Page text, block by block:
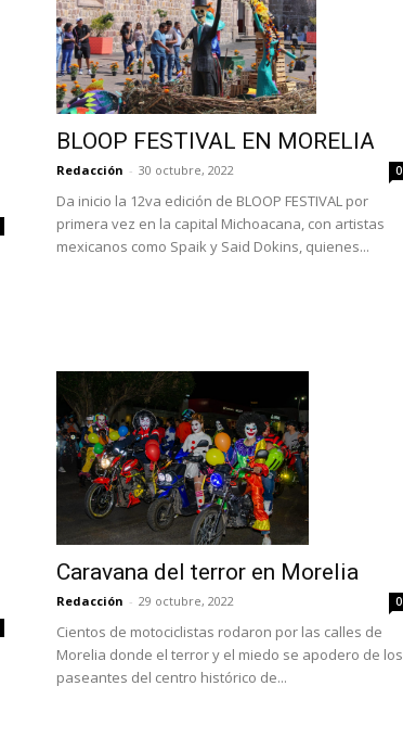
BLOOP FESTIVAL EN MORELIA
Redacción - 30 octubre, 2022 0
Da inicio la 12va edición de BLOOP FESTIVAL por
primera vez en la capital Michoacana, con artistas
mexicanos como Spaik y Said Dokins, quienes...
Caravana del terror en Morelia
Redacción - 29 octubre, 2022 0
Cientos de motociclistas rodaron por las calles de
Morelia donde el terror y el miedo se apodero de los
paseantes del centro histórico de...